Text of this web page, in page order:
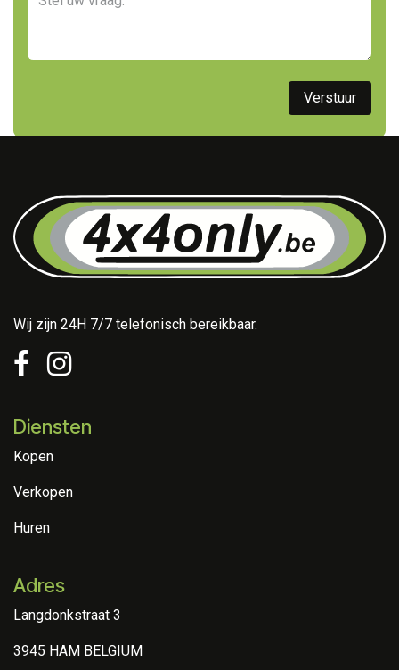
Vers​​tuur
Wij zijn 24H 7/7 telefonisch bereikbaar.
Diensten
Kopen
Verkopen
Huren
Adres
Langdonkstraat 3
3945 HAM BELGIUM